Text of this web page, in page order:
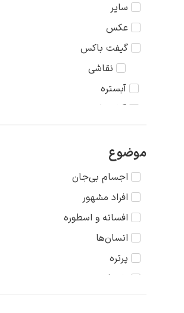
سایر
عکس
گیفت باکس
نقاشی
آبستره
آکادمیک
امپرسیونیسم
باروک
پاپ آرت
پست مدرنیسم
رئالیسم
رمانتیسم
رنسانس
موضوع
اجسام بی‌جان
افراد مشهور
افسانه و اسطوره
انسان‌ها
پرتره
تاریخ